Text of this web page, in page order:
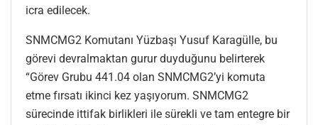
icra edilecek.
SNMCMG2 Komutanı Yüzbaşı Yusuf Karagülle, bu
görevi devralmaktan gurur duyduğunu belirterek
“Görev Grubu 441.04 olan SNMCMG2’yi komuta
etme fırsatı ikinci kez yaşıyorum. SNMCMG2
sürecinde ittifak birlikleri ile sürekli ve tam entegre bir